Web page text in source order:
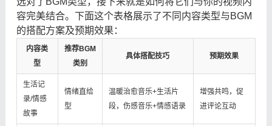
容完美结合。下面这个表格展示了不同内容类型与BGM
的搭配方案及预期效果：
内容类
型
推荐BGM
类别
具体搭配技巧 预期效果
生活记
录/情感
故事
情绪直给
型
温暖治愈音乐+生活片
段，伤感音乐+情感语录
增强共鸣，促
进评论互动